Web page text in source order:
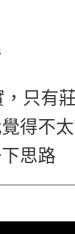
只有
得不
思路